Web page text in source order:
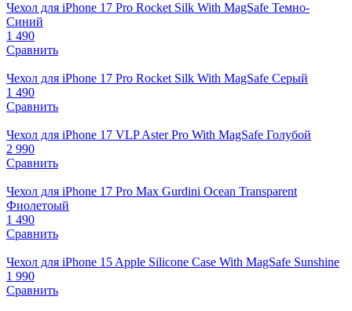
Чехол для iPhone 17 Pro Rocket Silk With MagSafe Темно-
Синий
1 490
Сравнить
Чехол для iPhone 17 Pro Rocket Silk With MagSafe Серый
1 490
Сравнить
Чехол для iPhone 17 VLP Aster Pro With MagSafe Голубой
2 990
Сравнить
Чехол для iPhone 17 Pro Max Gurdini Ocean Transparent
Фиолетоый
1 490
Сравнить
Чехол для iPhone 15 Apple Silicone Case With MagSafe Sunshine
1 990
Сравнить